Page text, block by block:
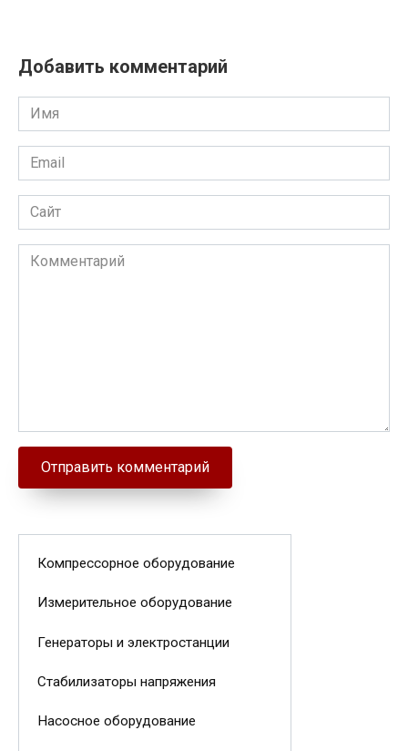
Добавить комментарий
Имя
Email
Сайт
Комментарий
Компрессорное оборудование
Измерительное оборудование
Генераторы и электростанции
Стабилизаторы напряжения
Насосное оборудование